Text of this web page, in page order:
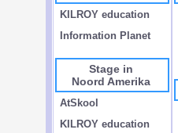
KILROY education
Information Planet
Stage in
Noord Amerika
AtSkool
KILROY education